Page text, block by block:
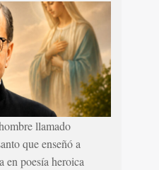
llamado
que enseñó a
en poesía heroica